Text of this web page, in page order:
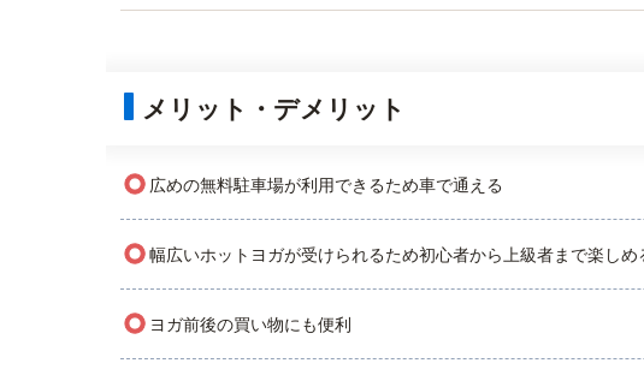
メリット・デメリット
○ 広めの無料駐車場が利用できるため車で通える
○幅広いホットヨガが受けられるため初心者から上級者まで楽しめ
○ ヨガ前後の買い物にも便利